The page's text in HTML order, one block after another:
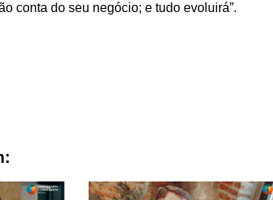
conta do seu negócio; e tudo evoluirá”.